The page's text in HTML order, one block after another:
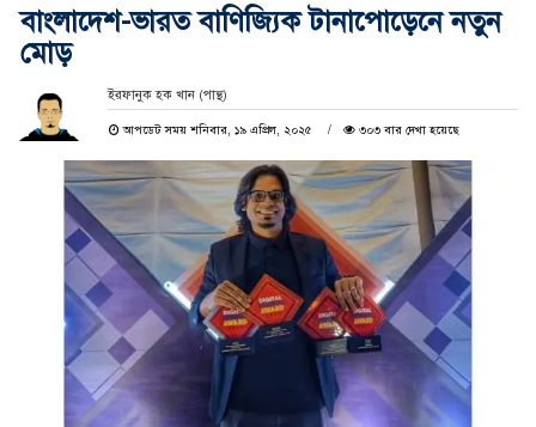
বাংলাদেশ-ভারত বাণিজ্যিক টানাপোড়েনে নতুন
মোড়
ইরফানুক হক খান (পান্থ)
আপডেট সময় শনিবার, ১৯ এপ্রিল, ২০২৫ ৩০৩ বার দেখা হয়েছে